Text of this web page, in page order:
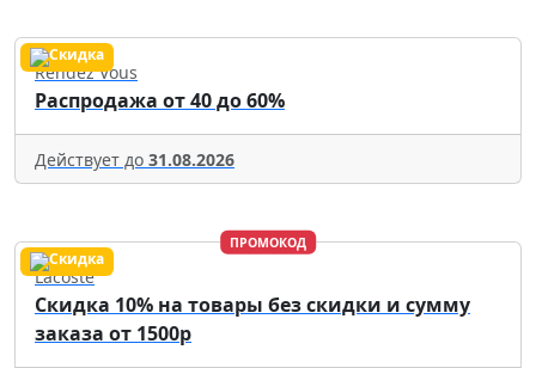
Rendez Vous
Распродажа от 40 до 60%
Действует до 31.08.2026
ПРОМОКОД
Lacoste
Скидка 10% на товары без скидки и сумму
заказа от 1500р